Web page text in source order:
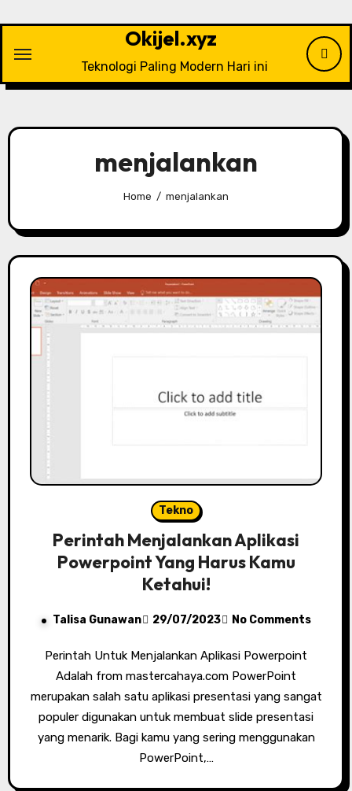
content
Okijel.xyz
Teknologi Paling Modern Hari ini
menjalankan
Home menjalankan
Tekno
Perintah Menjalankan Aplikasi
Powerpoint Yang Harus Kamu
Ketahui!
Talisa Gunawan 29/07/2023 No Comments
Perintah Untuk Menjalankan Aplikasi Powerpoint
Adalah from mastercahaya.com PowerPoint
merupakan salah satu aplikasi presentasi yang sangat
populer digunakan untuk membuat slide presentasi
yang menarik. Bagi kamu yang sering menggunakan
PowerPoint,…